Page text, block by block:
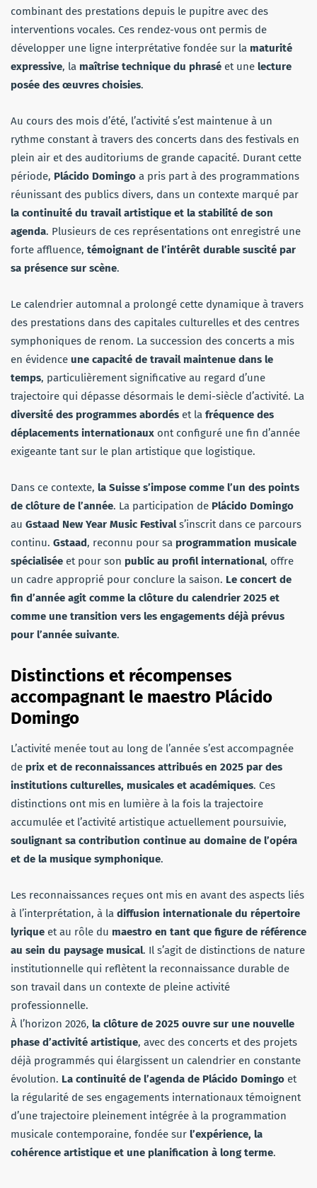
combinant des prestations depuis le pupitre avec des
interventions vocales. Ces rendez-vous ont permis de
développer une ligne interprétative fondée sur la maturité
expressive, la maîtrise technique du phrasé et une lecture
posée des œuvres choisies.
Au cours des mois d’été, l’activité s’est maintenue à un
rythme constant à travers des concerts dans des festivals en
plein air et des auditoriums de grande capacité. Durant cette
période, Plácido Domingo a pris part à des programmations
réunissant des publics divers, dans un contexte marqué par
la continuité du travail artistique et la stabilité de son
agenda. Plusieurs de ces représentations ont enregistré une
forte affluence, témoignant de l’intérêt durable suscité par
sa présence sur scène.
Le calendrier automnal a prolongé cette dynamique à travers
des prestations dans des capitales culturelles et des centres
symphoniques de renom. La succession des concerts a mis
en évidence une capacité de travail maintenue dans le
temps, particulièrement significative au regard d’une
trajectoire qui dépasse désormais le demi-siècle d’activité. La
diversité des programmes abordés et la fréquence des
déplacements internationaux ont configuré une fin d’année
exigeante tant sur le plan artistique que logistique.
Dans ce contexte, la Suisse s’impose comme l’un des points
de clôture de l’année. La participation de Plácido Domingo
au Gstaad New Year Music Festivals’inscrit dans ce parcours
continu. Gstaad, reconnu pour sa programmation musicale
spécialisée et pour son public au profil international, offre
un cadre approprié pour conclure la saison. Le concert de
fin d’année agit comme la clôture du calendrier 2025 et
comme une transition vers les engagements déjà prévus
pour l’année suivante.
Distinctions et récompenses
accompagnant le maestro Plácido
Domingo
L’activité menée tout au long de l’année s’est accompagnée
de prix et de reconnaissances attribués en 2025 par des
institutions culturelles, musicales et académiques. Ces
distinctions ont mis en lumière à la fois la trajectoire
accumulée et l’activité artistique actuellement poursuivie,
soulignant sa contribution continue au domaine de l’opéra
et de la musique symphonique.
Les reconnaissances reçues ont mis en avant des aspects liés
à l’interprétation, à la diffusion internationale du répertoire
lyrique et au rôle du maestro en tant que figure de référence
au sein du paysage musical. Il s’agit de distinctions de nature
institutionnelle qui reflètent la reconnaissance durable de
son travail dans un contexte de pleine activité
professionnelle.
À l’horizon 2026, la clôture de 2025 ouvre sur une nouvelle
phase d’activité artistique, avec des concerts et des projets
déjà programmés qui élargissent un calendrier en constante
évolution. La continuité de l’agenda de Plácido Domingo et
la régularité de ses engagements internationaux témoignent
d’une trajectoire pleinement intégrée à la programmation
musicale contemporaine, fondée sur l’expérience, la
cohérence artistique et une planification à long terme.